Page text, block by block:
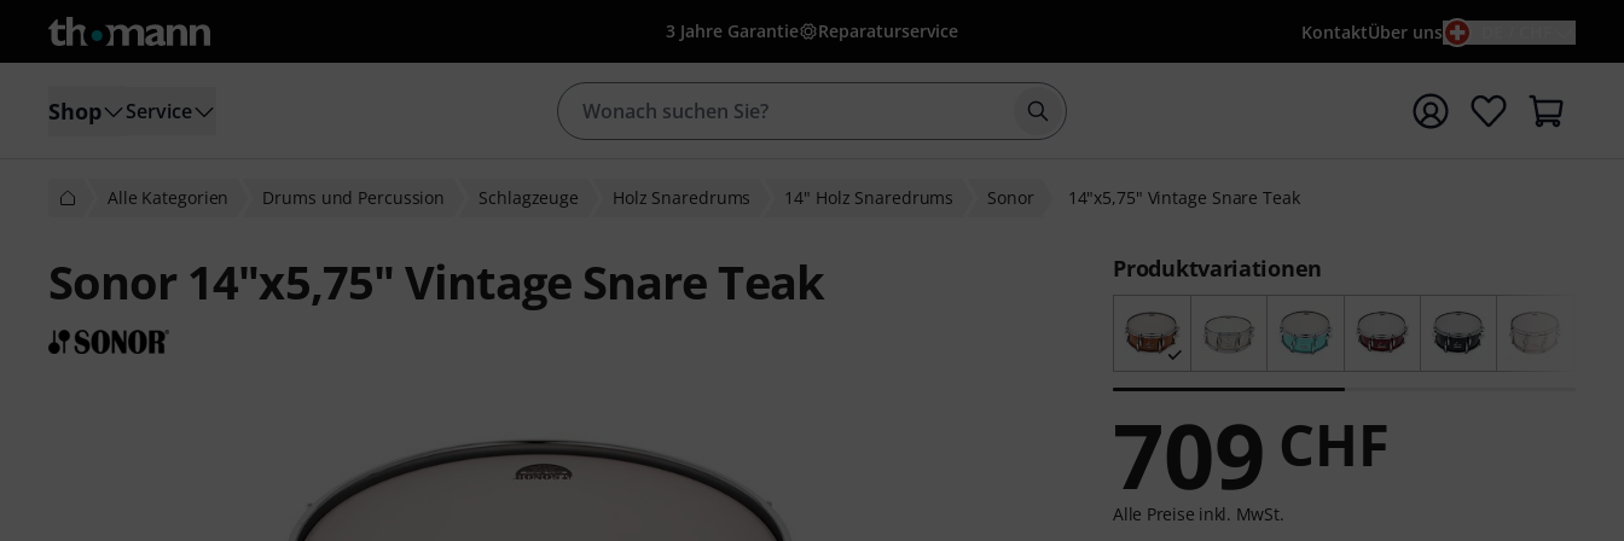
3 Jahre Garantie Reparaturservice KontaktÜber uns
Shop Service Suche mit Suchwort {searchTerm} starten
Alle Kategorien Drums und Percussion Schlagzeuge Holz Snaredrums 14" Holz Snaredrums Sonor 14"x5,75" Vintage Snare Teak
Sonor 14"x5,75" Vintage Snare Teak Produktvariationen
709 CHF
Alle Preise inkl. MwSt.